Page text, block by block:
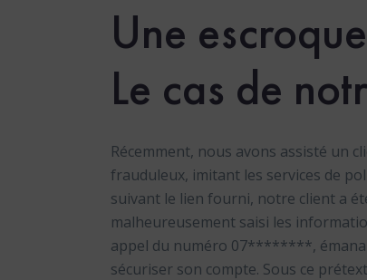
Une
Le cas de
Récemment, nous avons assisté un
frauduleux, imitant les services de
suivant le lien fourni, notre client a
malheureusement saisi les
appel du numéro 07********,
sécuriser son compte. Sous ce